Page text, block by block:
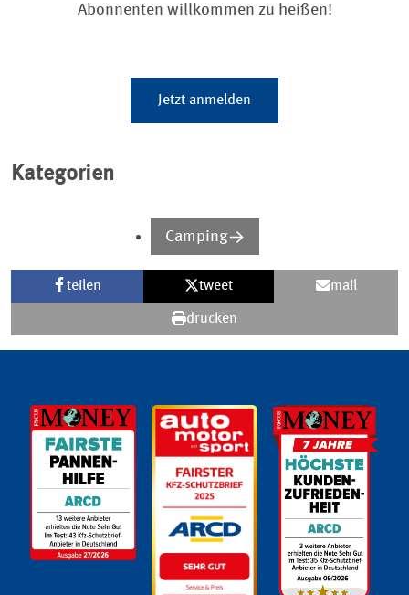
Abonnenten willkommen zu heißen!
Jetzt anmelden
Kategorien
Camping
teilen tweet mail
drucken